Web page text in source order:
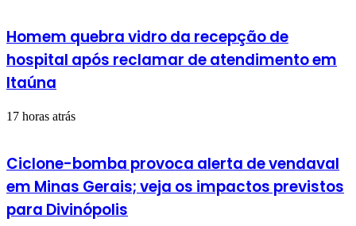
Homem quebra vidro da recepção de
hospital após reclamar de atendimento em
Itaúna
17 horas atrás
Ciclone-bomba provoca alerta de vendaval
em Minas Gerais; veja os impactos previstos
para Divinópolis